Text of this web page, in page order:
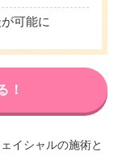
可能に
！
イシャルの施術と